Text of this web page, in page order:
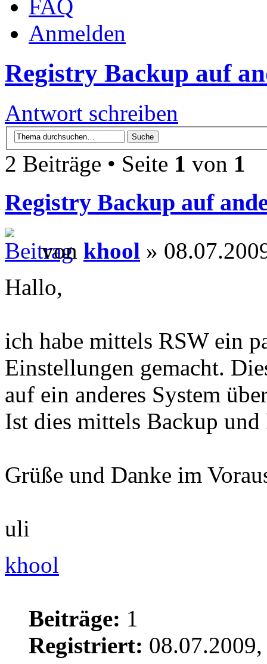
FAQ
Anmelden
Registry Backup auf
Antwort schreiben
2 Beiträge • Seite 1 von 1
Registry Backup auf
von khool »
Hallo,
ich habe mittels RSW ein
Einstellungen gemacht.
auf ein anderes System
Ist dies mittels Backup
Grüße und Danke im
uli
khool
Beiträge: 1
Registriert: